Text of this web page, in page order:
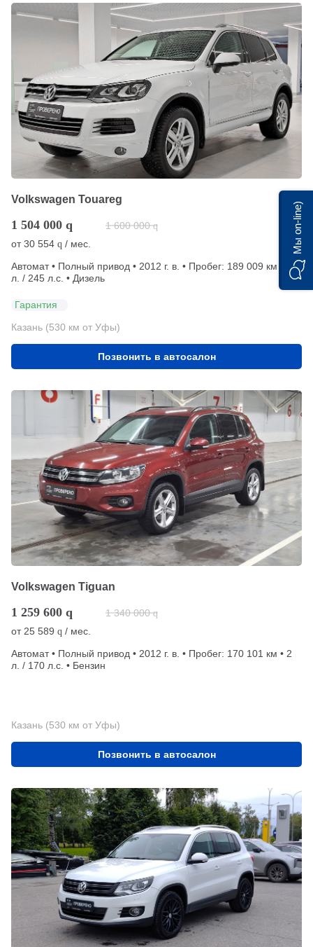
Volkswagen Touareg
1 504 000 q 1 600 000 q
от30 554 q / мес.
Автомат • Полный привод • 2012 г. в. • Пробег: 189 009 км • 3
л. / 245 л.с. • Дизель
Гарантия
Казань (530 км от Уфы)
Позвонить в автосалон
Volkswagen Tiguan
1 259 600 q 1 340 000 q
от 25 589 q / мес.
Автомат • Полный привод • 2012 г. в. • Пробег: 170 101 км • 2
л. / 170 л.с. • Бензин
Казань (530 км от Уфы)
Позвонить в автосалон
Мы on-line)